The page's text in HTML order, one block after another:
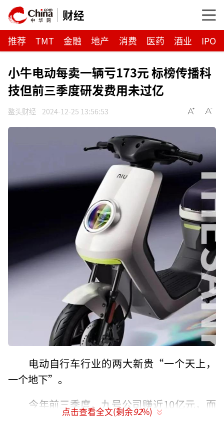
财经
推荐 TMT 金融 地产 消费 医药 酒业 IPO
小牛电动每卖一辆亏173元 标榜传播科
技但前三季度研发费用未过亿
鳌头财经 2024-12-25 13:56:53
电动自行车行业的两大新贵“一个天上，
一个地下”。
今年前三季度，九号公司赚近10亿元，而
小牛电动（NIU.O）亏损过亿。
点击查看全文(剩余92%)